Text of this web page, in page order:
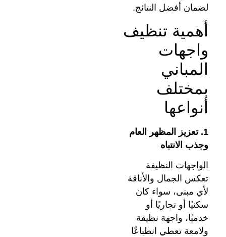
لضمان أفضل النتائج.
أهمية تنظيف
واجهات
المباني
بمختلف
أنواعها
1. تعزيز المظهر العام
وجذب الانتباه
الواجهات النظيفة
تعكس الجمال والأناقة
لأي مبنى، سواء كان
سكنيًا أو تجاريًا أو
خدميًا، واجهة نظيفة
ولامعة تعطي انطباعًا